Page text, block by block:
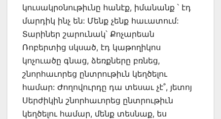
կուսակրօնութիւնը հանէք, իմանանք ՝ էդ
մարդիկ ինչ են: Մենք չենք հաւատում:
Տարիներ շարունակ՝ Քոչարեան
Ռոբերտից սկսած, էդ կաթողիկոս
կոչուածը գնաց, ձեռքները բռնեց,
շնորհաւորեց ընտրութիւն կեղծելու
համար: Ժողովուրդը դա տեսաւ չէ˚, յետոյ
Սերժիկին շնորհաւորեց ընտրութիւն
կեղծելու համար, մենք տեսնաք, ես